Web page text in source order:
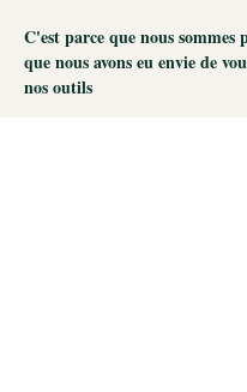
C'est parce que nous sommes
que nous avons eu envie de
nos outils